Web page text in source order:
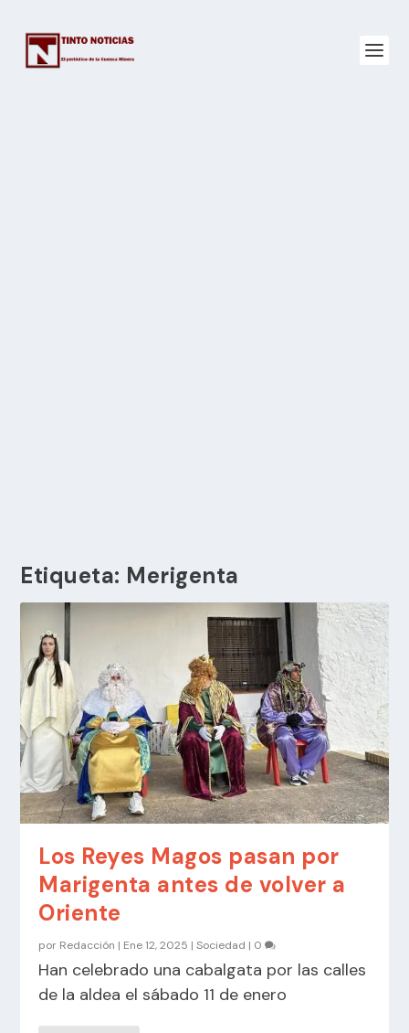
Etiqueta: Merigenta
Los Reyes Magos pasan por
Marigenta antes de volver a
Oriente
por Redacción | Ene 12, 2025 |Sociedad | 0
Han celebrado una cabalgata por las calles
de la aldea el sábado 11 de enero